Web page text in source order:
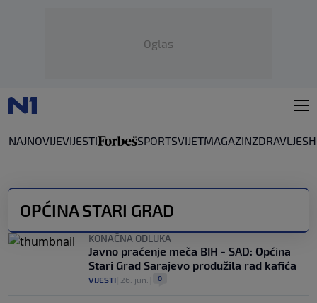
Oglas
NAJNOVIJEVIJESTI SPORTSVIJETMAGAZINZDRAVLJE
OPĆINA STARI GRAD
KONAČNA ODLUKA
Javno praćenje meča BIH - SAD: Općina
Stari Grad Sarajevo produžila rad kafića
VIJESTI 26. jun. 0